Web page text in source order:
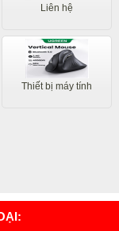
Liên hệ
Thiết bị máy tính